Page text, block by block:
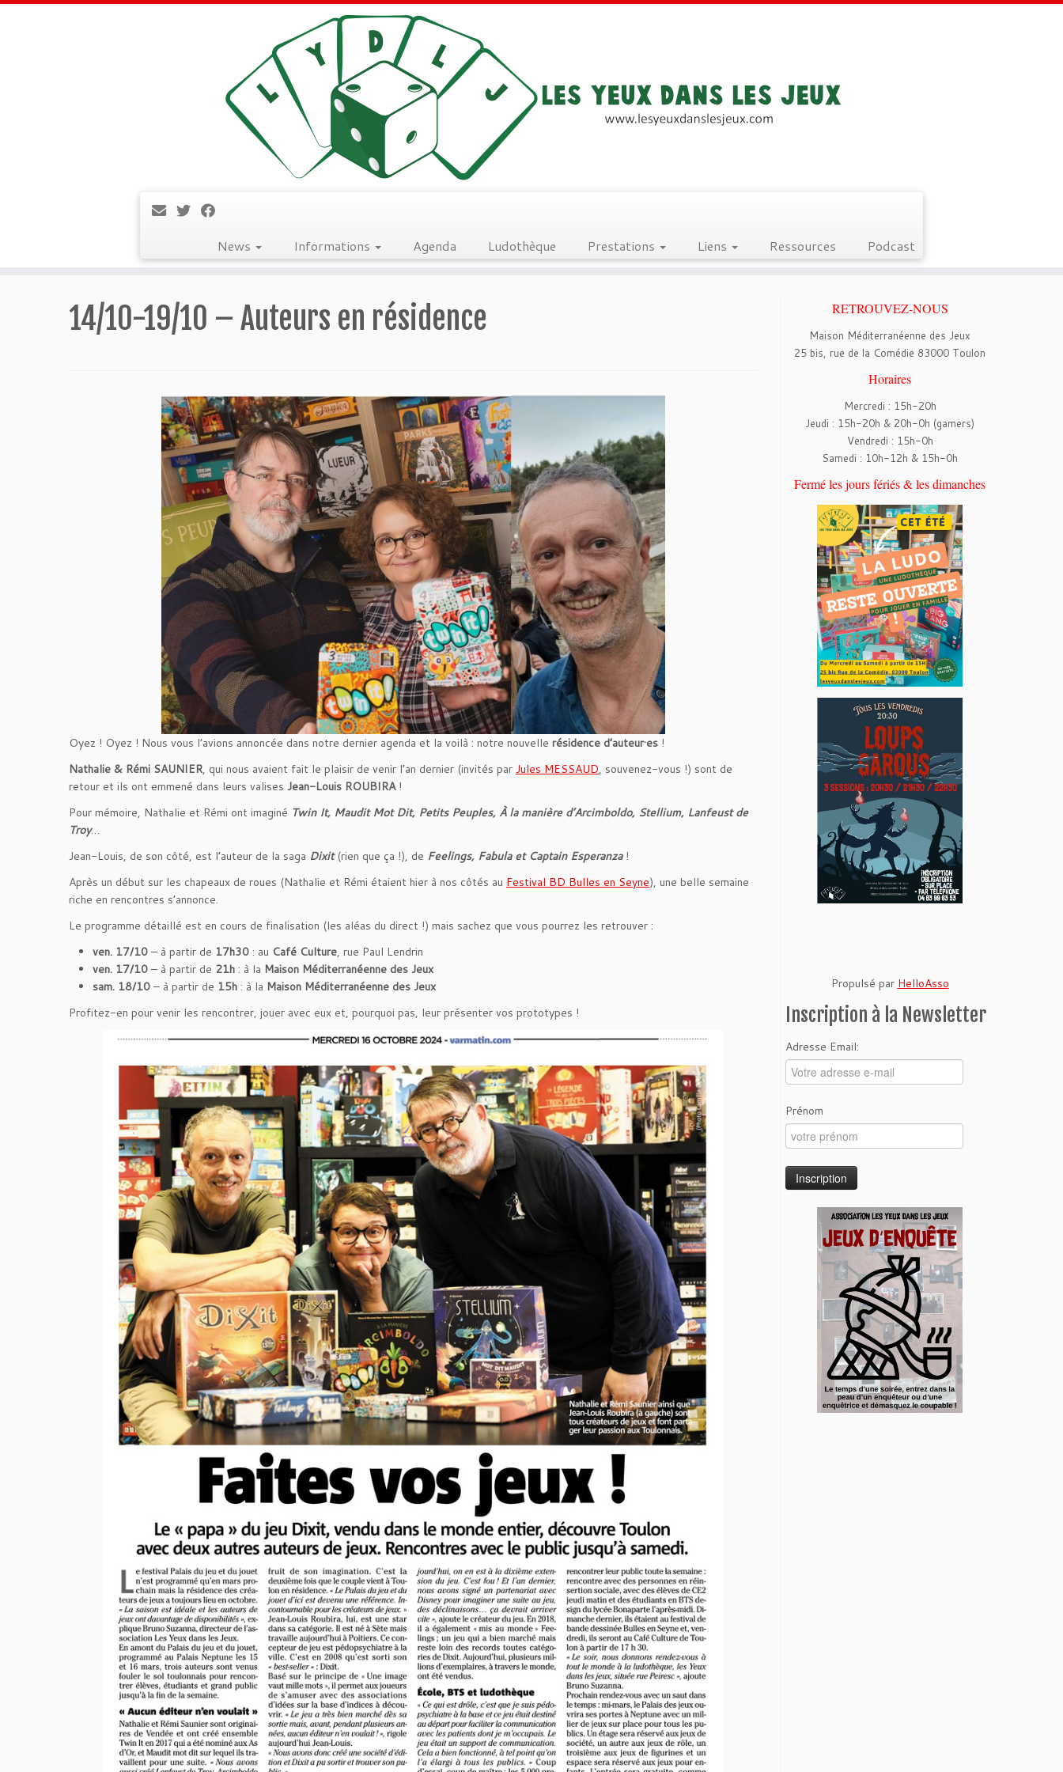
News Informations Agenda Ludothèque Prestations Liens Ressources Podcast
14/10-19/10 – Auteurs en résidence
Oyez ! Oyez ! Nous vous l’avions annoncée dans notre dernier agenda et la voilà : notre nouvelle résidence d’auteur·es !
Nathalie & Rémi SAUNIER, qui nous avaient fait le plaisir de venir l’an dernier (invités par Jules MESSAUD, souvenez-vous !) sont de
retour et ils ont emmené dans leurs valises Jean-Louis ROUBIRA!
Pour mémoire, Nathalie et Rémi ont imaginé Twin It, Maudit Mot Dit, Petits Peuples, À la manière d’Arcimboldo, Stellium, Lanfeust de
Troy…
Jean-Louis, de son côté, est l’auteur de la saga Dixit (rien que ça !), de Feelings, Fabula et Captain Esperanza!
Après un début sur les chapeaux de roues (Nathalie et Rémi étaient hier à nos côtés au Festival BD Bulles en Seyne), une belle semaine
riche en rencontres s’annonce.
Le programme détaillé est en cours de finalisation (les aléas du direct !) mais sachez que vous pourrez les retrouver :
ven. 17/10 – à partir de 17h30 : au Café Culture, rue Paul Lendrin
ven. 17/10 – à partir de 21h : à la Maison Méditerranéenne des Jeux
sam. 18/10 – à partir de 15h : à la Maison Méditerranéenne des Jeux
Profitez-en pour venir les rencontrer, jouer avec eux et, pourquoi pas, leur présenter vos prototypes !
RETROUVEZ-NOUS
Maison Méditerranéenne des Jeux
25 bis, rue de la Comédie 83000 Toulon
Horaires
Mercredi : 15h-20h
Jeudi : 15h-20h & 20h-0h (gamers)
Vendredi : 15h-0h
Samedi : 10h-12h & 15h-0h
Fermé les jours fériés & les dimanches
Propulsé par HelloAsso
Inscription à la Newsletter
Adresse Email:
Prénom